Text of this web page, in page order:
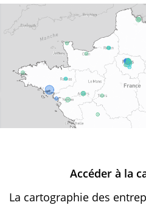
Accéder à la
La cartographie des